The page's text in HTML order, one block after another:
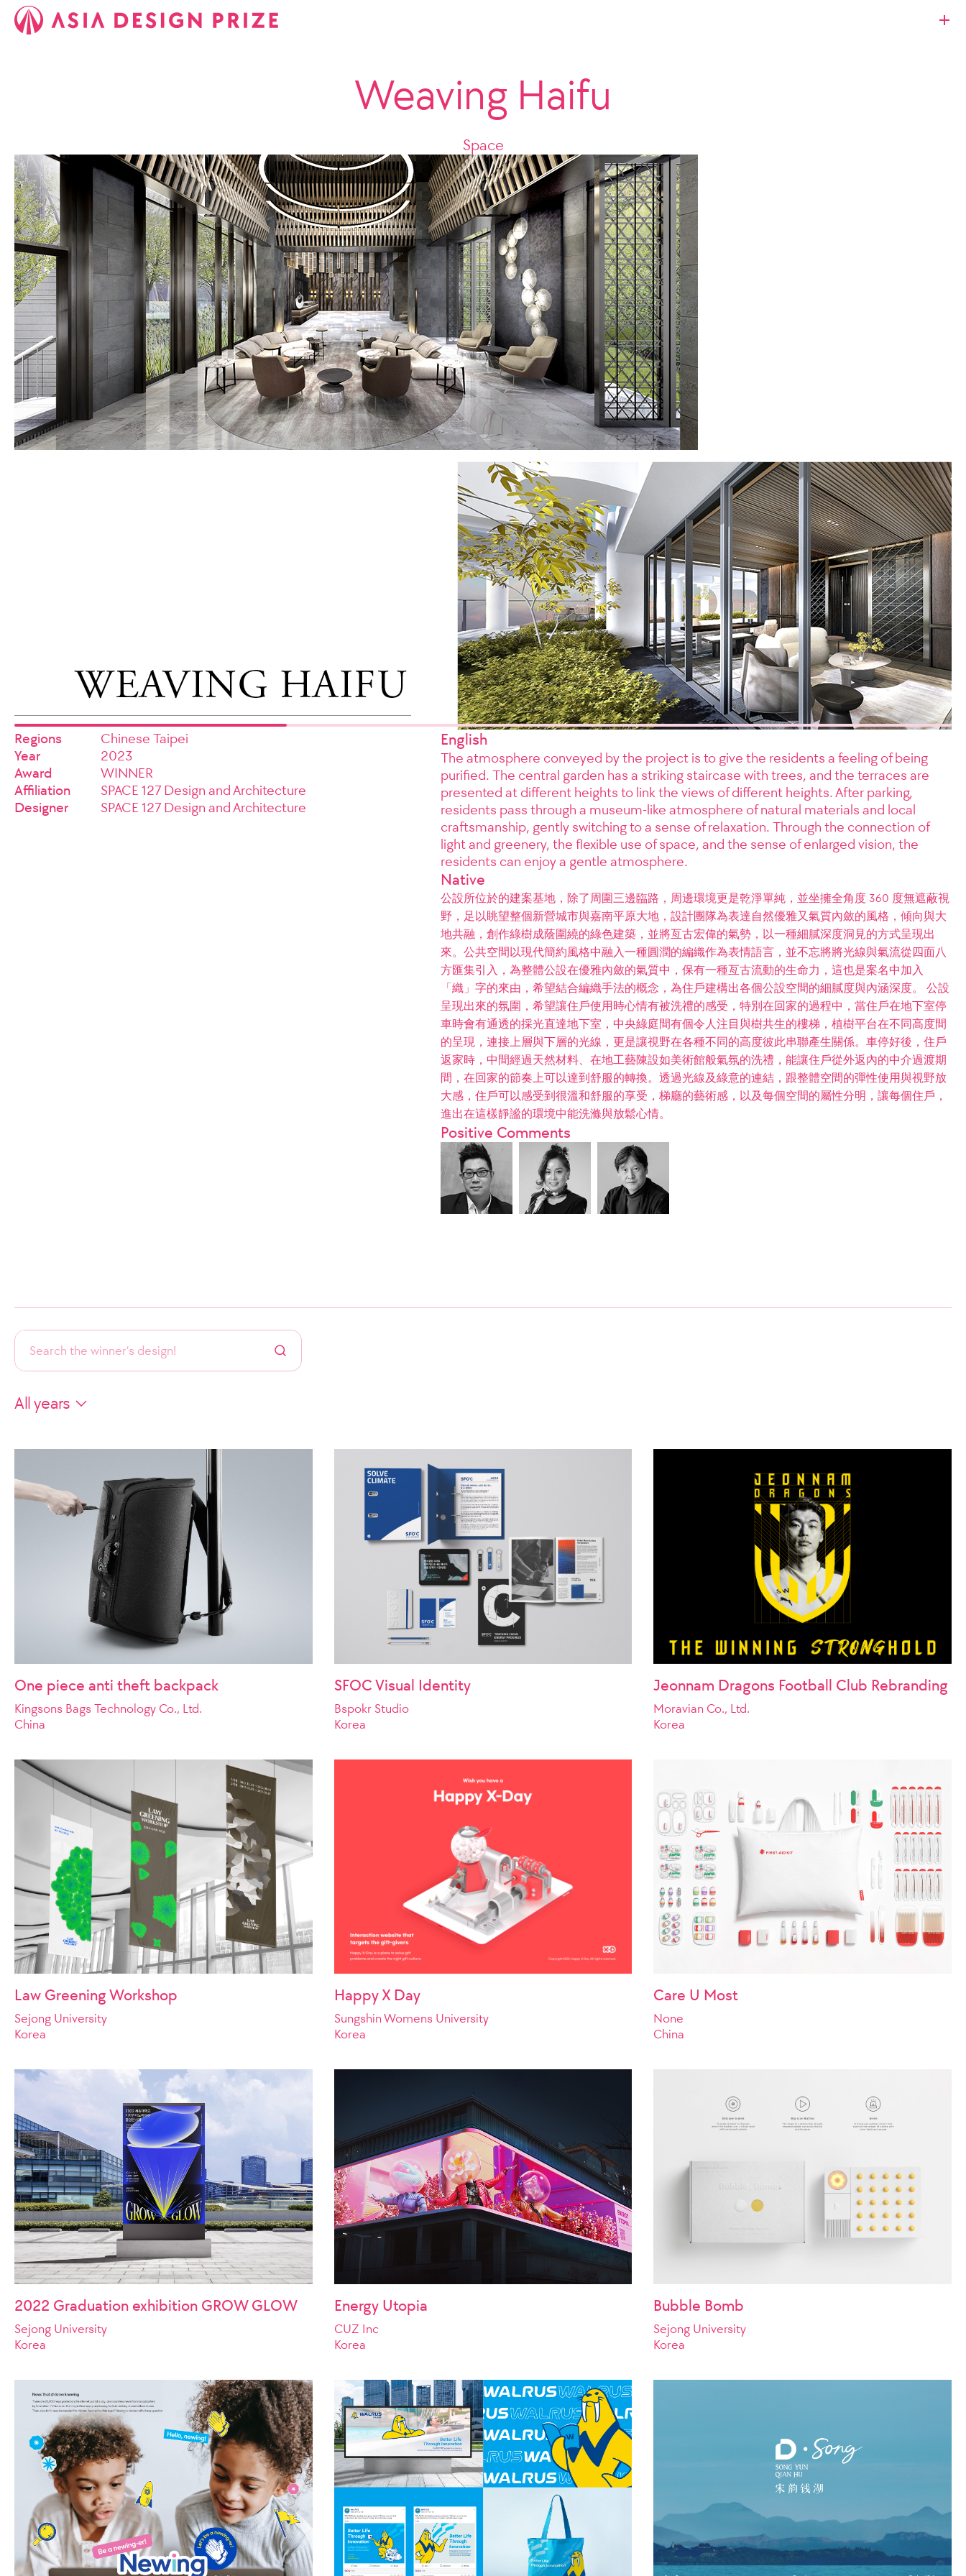
Weaving Haifu
Space
Regions
Chinese Taipei
Year
2023
Award
WINNER
Affiliation
SPACE 127 Design and Architecture
Designer
SPACE 127 Design and Architecture
English
The atmosphere conveyed by the project is to give the residents a feeling of being
purified. The central garden has a striking staircase with trees, and the terraces are
presented at different heights to link the views of different heights. After parking,
residents pass through a museum-like atmosphere of natural materials and local
craftsmanship, gently switching to a sense of relaxation. Through the connection of
light and greenery, the flexible use of space, and the sense of enlarged vision, the
residents can enjoy a gentle atmosphere.
Native
公設所位於的建案基地，除了周圍三邊臨路，周邊環境更是乾淨單純，並坐擁全角度 360 度無遮蔽視
野，足以眺望整個新營城市與嘉南平原大地，設計團隊為表達自然優雅又氣質內斂的風格，傾向與大
地共融，創作綠樹成蔭圍繞的綠色建築，並將亙古宏偉的氣勢，以一種細膩深度洞見的方式呈現出
來。公共空間以現代簡約風格中融入一種圓潤的編織作為表情語言，並不忘將將光線與氣流從四面八
方匯集引入，為整體公設在優雅內斂的氣質中，保有一種亙古流動的生命力，這也是案名中加入
「織」字的來由，希望結合編織手法的概念，為住戶建構出各個公設空間的細膩度與內涵深度。 公設
呈現出來的氛圍，希望讓住戶使用時心情有被洗禮的感受，特別在回家的過程中，當住戶在地下室停
車時會有通透的採光直達地下室，中央綠庭間有個令人注目與樹共生的樓梯，植樹平台在不同高度間
的呈現，連接上層與下層的光線，更是讓視野在各種不同的高度彼此串聯產生關係。車停好後，住戶
返家時，中間經過天然材料、在地工藝陳設如美術館般氣氛的洗禮，能讓住戶從外返內的中介過渡期
間，在回家的節奏上可以達到舒服的轉換。透過光線及綠意的連結，跟整體空間的彈性使用與視野放
大感，住戶可以感受到很溫和舒服的享受，梯廳的藝術感，以及每個空間的屬性分明，讓每個住戶，
進出在這樣靜謐的環境中能洗滌與放鬆心情。
Positive Comments
One piece anti theft backpack
Kingsons Bags Technology Co., Ltd.
China
SFOC Visual Identity
Bspokr Studio
Korea
Jeonnam Dragons Football Club Rebranding
Moravian Co., Ltd.
Korea
Law Greening Workshop
Sejong University
Korea
Happy X Day
Sungshin Womens University
Korea
Care U Most
None
China
2022 Graduation exhibition GROW GLOW
Sejong University
Korea
Bubble Bomb
Sejong University
Korea
Energy Utopia
CUZ Inc
Korea